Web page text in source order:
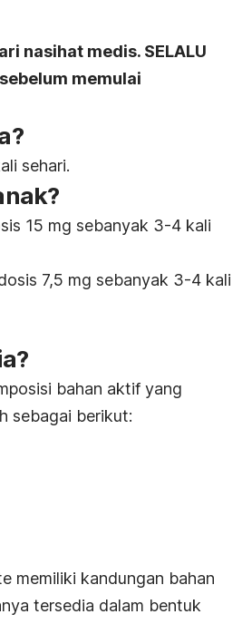
nasihat medis. SELALU
memulai
sehari.
15 mg sebanyak 3-4 kali
7,5 mg sebanyak 3-4 kali
bahan aktif yang
sebagai berikut:
memiliki kandungan bahan
tersedia dalam bentuk